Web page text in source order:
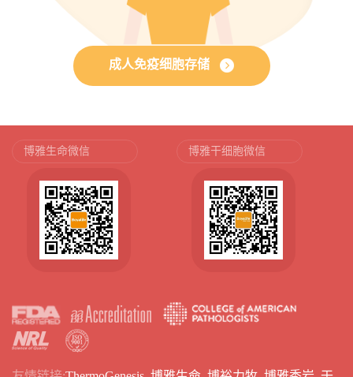
成人免疫细胞存储
博雅生命微信 博雅干细胞微信